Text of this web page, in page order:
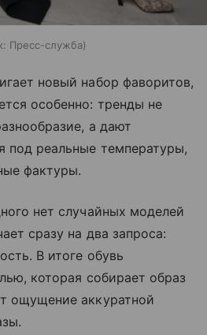
Пресс-служба
новый набор фаворитов,
особенно: тренды не
а дают
под реальные температуры,
фактуры.
нет случайных моделей
сразу на два запроса:
В итоге обувь
которая собирает образ
ощущение аккуратной